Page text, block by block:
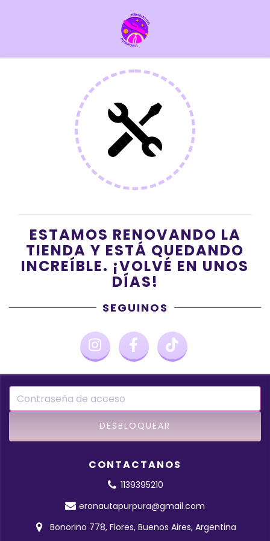
ESTAMOS RENOVANDO LA
TIENDA Y ESTÁ QUEDANDO
INCREÍBLE. ¡VOLVÉ EN UNOS
DÍAS!
SEGUINOS
CONTACTANOS
1139395210
eronautapurpura@gmail.com
Bonorino 778, Flores, Buenos Aires, Argentina